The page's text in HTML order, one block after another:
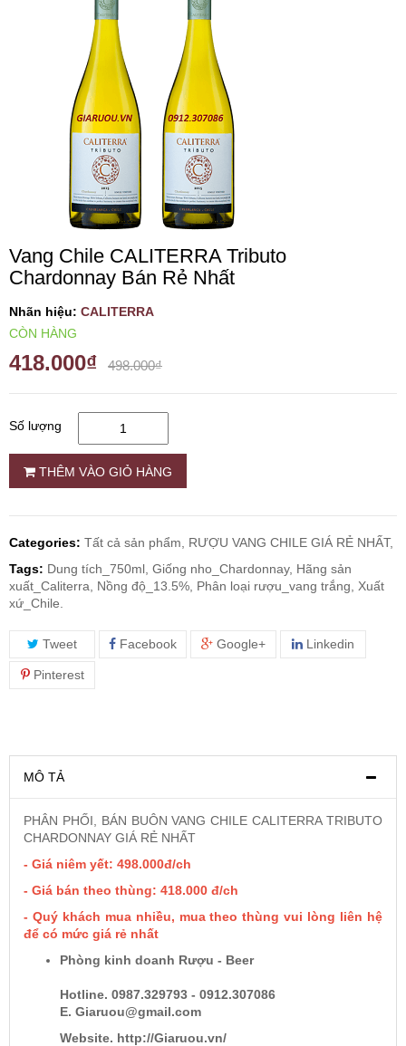
VANG TÂY BAN NHA
RƯỢU VANG MỸ
RƯỢU VANG NGỌT
RƯỢU VANG BỊCH
RƯỢU VANG ÁO
RƯỢU SỮA
RƯỢU CHAMPANGNE
RƯỢU WHISKY
RƯỢU VODKA
RƯỢU COGNAC
RƯỢU VANG ĐÀ LẠT
TRỐNG RƯỢU
Rượu Vang Argentina
VANG CANADA ICEWINE
RƯỢU VANG NAM PHI
Rượu Vang BỒ ĐÀO NHA
Vang Chile CALITERRA Tributo
Chardonnay Bán Rẻ Nhất
Nhãn hiệu: CALITERRA
CÒN HÀNG
418.000₫ 498.000₫
Số lượng
THÊM VÀO GIỎ HÀNG
Categories: Tất cả sản phẩm,
RƯỢU VANG CHILE GIÁ RẺ NHẤT,
Tags: Dung tích_750ml, Giống nho_Chardonnay, Hãng sản
xuất_Caliterra, Nồng độ_13.5%, Phân loại rượu_vang trắng, Xuất
xứ_Chile.
Tweet Facebook Google+ Linkedin
Pinterest
MÔ TẢ
PHÂN PHỐI, BÁN BUÔN VANG CHILE CALITERRA TRIBUTO
CHARDONNAY GIÁ RẺ NHẤT
- Giá niêm yết: 498.000đ/ch
- Giá bán theo thùng: 418.000 đ/ch
- Quý khách mua nhiều, mua theo thùng vui lòng liên hệ
để có mức giá rẻ nhất
Phòng kinh doanh Rượu - Beer
Hotline. 0987.329793 - 0912.307086
E. Giaruou@gmail.com
Website. http://Giaruou.vn/